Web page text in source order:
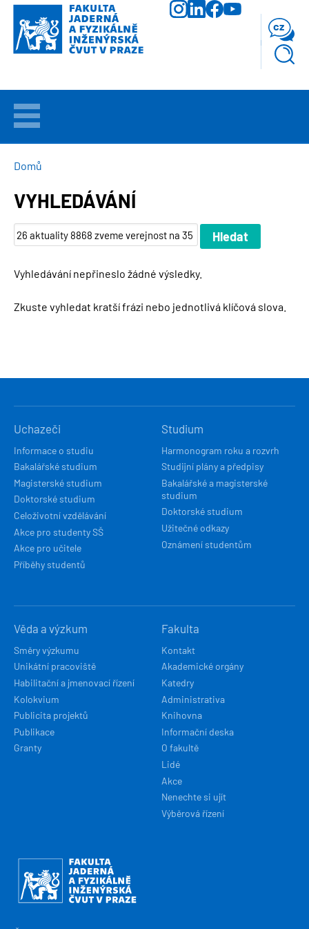
Přejít
hlavnímu
obsahu
VÍTEJTE
UCHAZEČI
STUDIUM
VĚDA
FAKULTA
cz
DROBEČKOVÁ
Domů
VYHLEDÁVÁNÍ
Vyhledávání nepřineslo žádné výsledky.
Zkuste vyhledat kratší frázi nebo jednotlivá klíčová slova.
NAVIGACE
Uchazeči
Informace o studiu
Bakalářské studium
Magisterské studium
Doktorské studium
Celoživotní vzdělávání
Akce pro studenty SŠ
Akce pro učitele
Příběhy studentů
Studium
Harmonogram roku a rozvrh
Studijní plány a předpisy
Bakalářské a magisterské
studium
Doktorské studium
Užitečné odkazy
Oznámení studentům
Věda a výzkum
Směry výzkumu
Unikátní pracoviště
Habilitační a jmenovací řízení
Kolokvium
Publicita projektů
Publikace
Granty
Fakulta
Kontakt
Akademické orgány
Katedry
Administrativa
Knihovna
Informační deska
O fakultě
Lidé
Akce
Nenechte si ujít
Výběrová řízení
Obrázek